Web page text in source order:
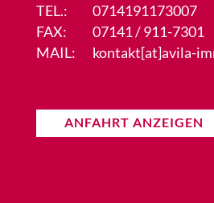
TEL.:
0714191173007
FAX:
07141 / 911-7301
MAIL:
kontakt[at]avila-
ANFAHRT ANZEIGEN